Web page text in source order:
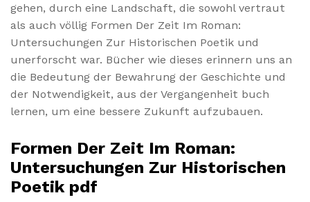
gehen, durch eine Landschaft, die sowohl vertraut
als auch völlig Formen Der Zeit Im Roman:
Untersuchungen Zur Historischen Poetik und
unerforscht war. Bücher wie dieses erinnern uns an
die Bedeutung der Bewahrung der Geschichte und
der Notwendigkeit, aus der Vergangenheit buch
lernen, um eine bessere Zukunft aufzubauen.
Formen Der Zeit Im Roman:
Untersuchungen Zur Historischen
Poetik pdf